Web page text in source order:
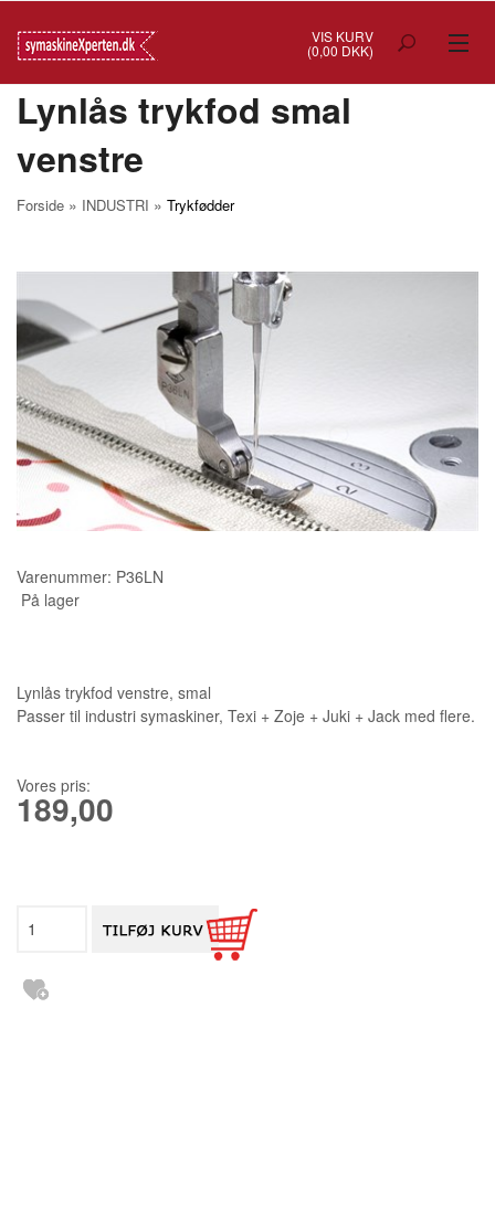
VIS KURV
(0,00 DKK)
TILBUD
SYMASKINER
INDUSTRI
BRUGTE/DEMO
MASKIN TILBEHØR
SYTILBEHØR
KURSER
SCANNCUT
Lynlås trykfod smal
venstre
Forside » INDUSTRI » Trykfødder
Varenummer: P36LN
På lager
Lynlås trykfod venstre, smal
Passer til industri symaskiner, Texi + Zoje + Juki + Jack med flere.
Vores pris:
189,00